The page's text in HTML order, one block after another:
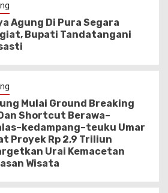
Agung Di Pura Segara
Bupati Tandatangani
Mulai Ground Breaking
Shortcut Berawa–
Umar
Proyek Rp 2,9 Triliun
Urai Kemacetan
Wisata